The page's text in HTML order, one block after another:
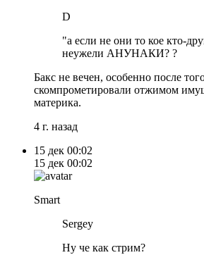
D
"а если не они то кое кто-
неужели АНУНАКИ? ?
Бакс не вечен, особенно после
скомпрометировали отжимом
материка.
4 г. назад
15 дек 00:02
15 дек 00:02
Smart
Sergey
Ну че как стрим?